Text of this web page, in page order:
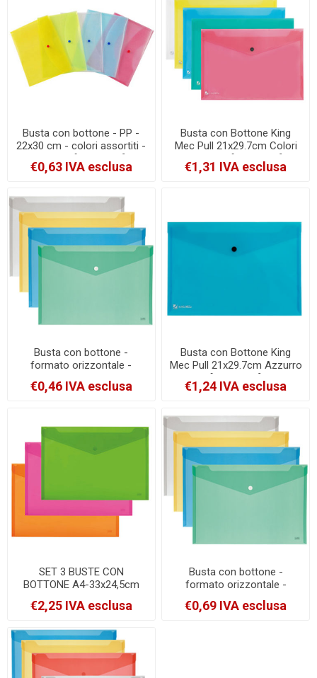
Busta con bottone - PP -
22x30 cm - colori assortiti -
Starline [030025as]
€0,63 IVA esclusa
Busta con Bottone King
Mec Pull 21x29.7cm Colori
Assortiti [00111355]
€1,31 IVA esclusa
Busta con bottone -
formato orizzontale -
18.5x13.5 cm - colori
assortiti - Lebez [80195]
€0,46 IVA esclusa
Busta con Bottone King
Mec Pull 21x29.7cm Azzurro
[00111316]
€1,24 IVA esclusa
SET 3 BUSTE CON
BOTTONE A4-33x24,5cm
COLORI Fluo Ass. LEBEZ
ART.80438 [80438]
€2,25 IVA esclusa
Busta con bottone -
formato orizzontale -
33.5x23.5 cm - colori
assortiti - Lebez [80193]
€0,69 IVA esclusa